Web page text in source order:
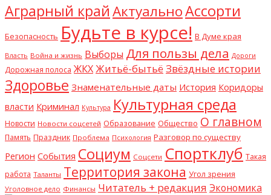
Аграрный крайАктуальноАссорти
Безопасность Будьте в курсе! В Думе края
Власть Война и жизнь Выборы Для пользы дела Дороги
Дорожная полоса ЖКХЖитьё-бытьё Звёздные истории
Здоровье Знаменательные даты История Коридоры
власти Криминал Культура Культурная среда
Новости Новости соцсетей Образование Общество О главном
Память Праздник Проблема Психология Разговор по существу
Регион События Социум Соцсети Спортклуб Такая
работа Таланты Территория закона Угол зрения
Уголовное дело Финансы Читатель + редакция Экономика